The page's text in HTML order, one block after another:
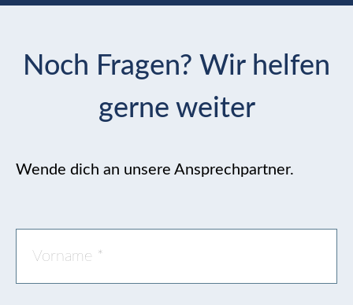
Noch Fragen? Wir helfen
gerne weiter
Wende dich an unsere Ansprechpartner.